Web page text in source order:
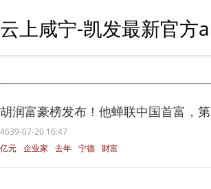
云上咸宁-凯发最新官方
胡润富豪榜发布！他蝉联中国首富，
4639-07-20 16:47
亿元 企业家 去年 宁德 财富